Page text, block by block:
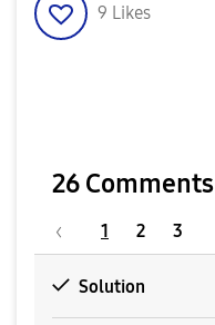
9 Likes
26 Comments
1 2 3
Solution